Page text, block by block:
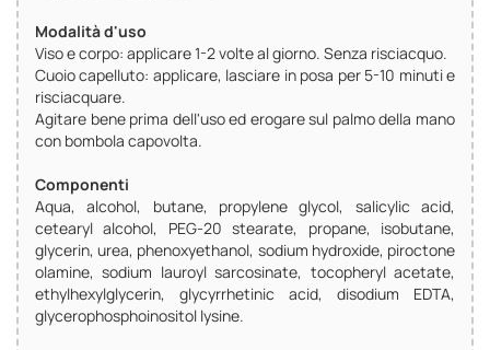
Modalità d'uso
Viso e corpo: applicare 1-2 volte al giorno. Senza risciacquo.
Cuoio capelluto: applicare, lasciare in posa per 5-10 minuti e
risciacquare.
Agitare bene prima dell'uso ed erogare sul palmo della mano
con bombola capovolta.
Componenti
Aqua, alcohol, butane, propylene glycol, salicylic acid,
cetearyl alcohol, PEG-20 stearate, propane, isobutane,
glycerin, urea, phenoxyethanol, sodium hydroxide, piroctone
olamine, sodium lauroyl sarcosinate, tocopheryl acetate,
ethylhexylglycerin, glycyrrhetinic acid, disodium EDTA,
glycerophosphoinositol lysine.